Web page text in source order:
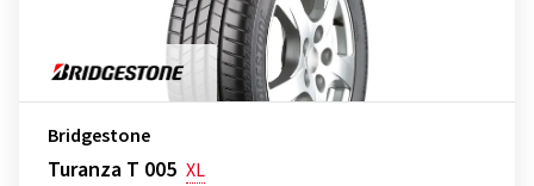
Bridgestone
Turanza T 005 XL